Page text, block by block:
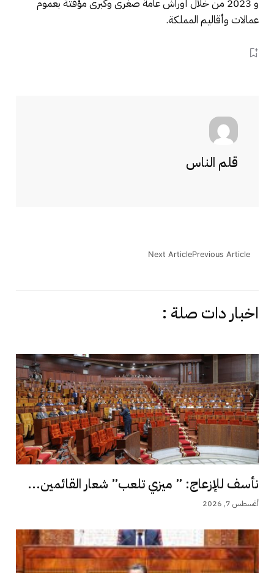
و 2023 من خلال أوراش عامة صغرى وكبرى مؤقتة بعموم
عمالات وأقاليم المملكة.
قلم الناس
Previous Article
Next Article
اخبار دات صلة :
نأسف للإزعاج: ” ميزي تلعب” شعار القائمين...
أغسطس 7, 2026